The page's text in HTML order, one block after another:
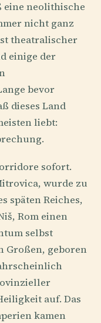
eine neolithische
nicht ganz
theatralischer
einige der
bevor
dieses Land
liebt:
sofort.
wurde zu
späten Reiches,
Rom einen
selbst
Großen, geboren
auf. Das
kamen